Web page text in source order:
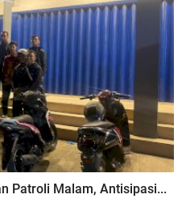
Patroli Malam, Antisipasi...